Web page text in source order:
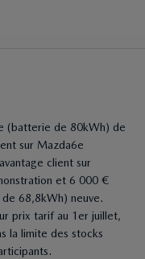
(batterie de 80kWh) de
sur Mazda6e
client sur
et 6 000 €
68,8kWh) neuve.
prix tarif au 1er juillet,
la limite des stocks